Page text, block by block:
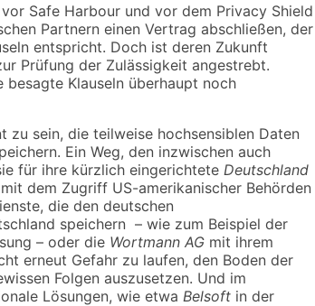
Safe Harbour und vor dem Privacy Shield
Partnern einen Vertrag abschließen, der
entspricht. Doch ist deren Zukunft
Prüfung der Zulässigkeit angestrebt.
Klauseln überhaupt noch
sein, die teilweise hochsensiblen Daten
Ein Weg, den inzwischen auch
für ihre kürzlich eingerichtete Deutschland
dem Zugriff US-amerikanischer Behörden
die den deutschen
speichern – wie zum Beispiel der
– oder die Wortmann AG mit ihrem
erneut Gefahr zu laufen, den Boden der
Folgen auszusetzen. Und im
Lösungen, wie etwa Belsoft in der